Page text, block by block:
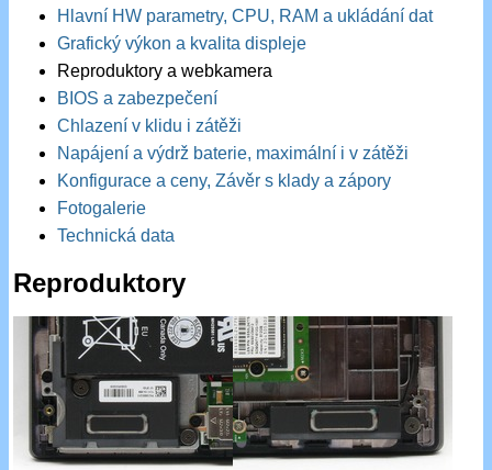
Hlavní HW parametry, CPU, RAM a ukládání dat
Grafický výkon a kvalita displeje
Reproduktory a webkamera
BIOS a zabezpečení
Chlazení v klidu i zátěži
Napájení a výdrž baterie, maximální i v zátěži
Konfigurace a ceny, Závěr s klady a zápory
Fotogalerie
Technická data
Reproduktory